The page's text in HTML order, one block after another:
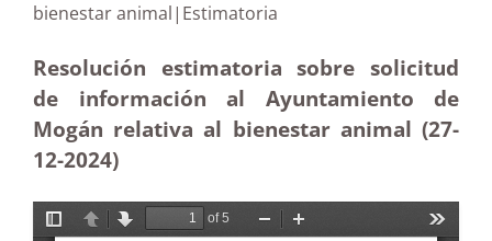
bienestar animal|Estimatoria
Resolución estimatoria sobre solicitud
de información al Ayuntamiento de
Mogán relativa al bienestar animal (27-
12-2024)